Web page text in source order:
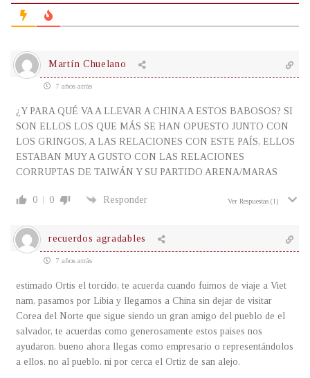
Martín Chuelano
7 años atrás
¿Y PARA QUÉ VA A LLEVAR A CHINA A ESTOS BABOSOS? SI
SON ELLOS LOS QUE MÁS SE HAN OPUESTO JUNTO CON
LOS GRINGOS, A LAS RELACIONES CON ESTE PAÍS, ELLOS
ESTABAN MUY A GUSTO CON LAS RELACIONES
CORRUPTAS DE TAIWÁN Y SU PARTIDO ARENA/MARAS
0 0 Responder Ver Respuestas (1)
recuerdos agradables
7 años atrás
estimado Ortis el torcido, te acuerda cuando fuimos de viaje a Viet
nam, pasamos por Libia y llegamos a China sin dejar de visitar
Corea del Norte que sigue siendo un gran amigo del pueblo de el
salvador, te acuerdas como generosamente estos paises nos
ayudaron. bueno ahora llegas como empresario o representándolos
a ellos. no al pueblo. ni por cerca el Ortiz de san alejo.